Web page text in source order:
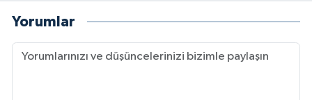
Yorumlar